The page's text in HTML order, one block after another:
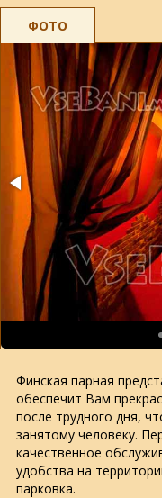
ФОТО
Финская парная
обеспечит Вам
после трудного дня,
занятому человеку.
качественное
удобства на
парковка.